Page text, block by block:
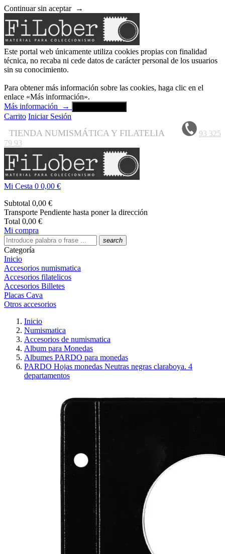
Continuar sin aceptar →
Este portal web únicamente utiliza cookies propias con finalidad
técnica, no recaba ni cede datos de carácter personal de los usuarios
sin su conocimiento.
Para obtener más información sobre las cookies, haga clic en el
enlace «Más información».
Más información
→
Carrito Iniciar Sesión
TIENDA NUMISMÁTICA Y FILATELIA
93 325
79 93
Mi Cesta 0 0,00 €
Subtotal 0,00 €
Transporte Pendiente hasta poner la dirección
Total 0,00 €
Mi compra
search
Categoría
Inicio
Accesorios numismatica
Accesorios filatelicos
Accesorios Billetes
Placas Cava
Otros accesorios
Inicio
Numismatica
Accesorios de numismatica
Album para Monedas
Albumes PARDO para monedas
PARDO Hojas monedas Neutras negras claraboya. 4
departamentos